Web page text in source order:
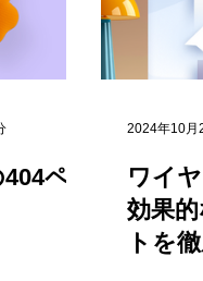
ペ
ワイ
効果
トを
2024年10月